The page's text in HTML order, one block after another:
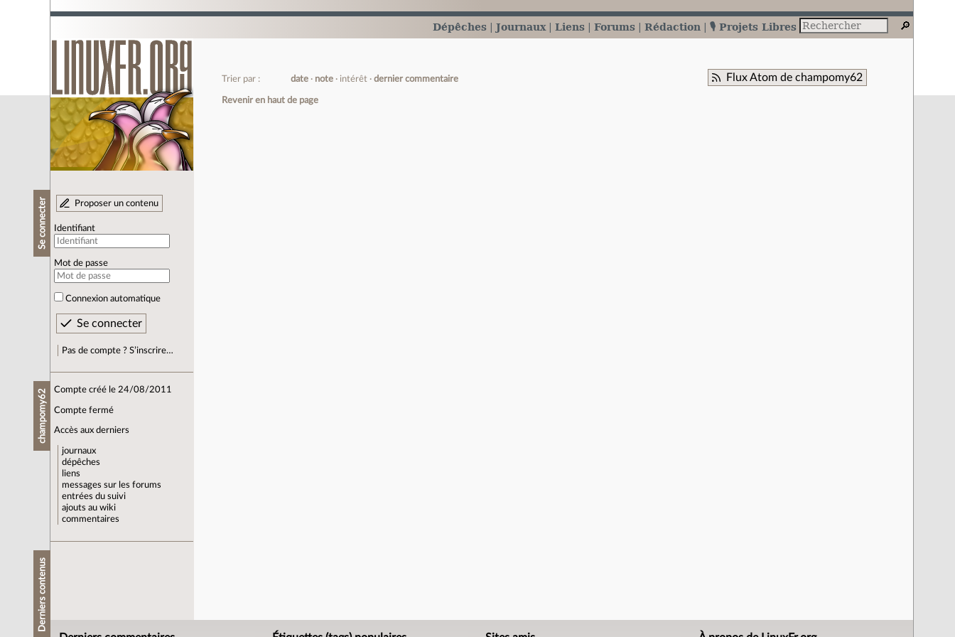
Dépêches Journaux Liens Forums Rédaction 🎙️ Projets Libres
Se connecter Proposer un contenu
Identifiant
Mot de passe
Connexion automatique
Pas de compte ? S’inscrire…
champomy62 Compte créé le 24/08/2011
Compte fermé
Accès aux derniers
journaux
dépêches
liens
messages sur les forums
entrées du suivi
ajouts au wiki
commentaires
Derniers contenus
Flux Atom de champomy62
Trier par : date note intérêt dernier commentaire
Revenir en haut de page